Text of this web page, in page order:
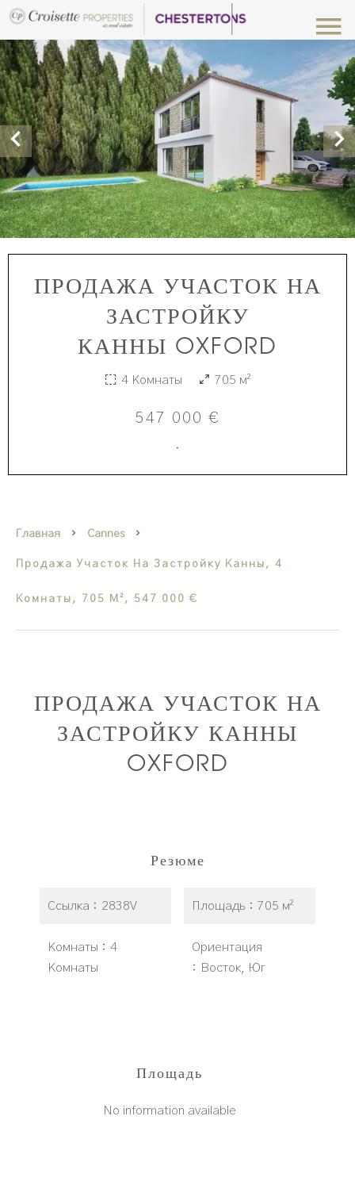
ПРОДАЖА УЧАСТОК НА
ЗАСТРОЙКУ
КАННЫ OXFORD
4 Комнаты 705 м²
547 000 €
·
Главная Cannes
Продажа Участок На Застройку Канны, 4
Комнаты, 705 М², 547 000 €
ПРОДАЖА УЧАСТОК НА
ЗАСТРОЙКУ КАННЫ
OXFORD
Резюме
Ссылка 2838V
Комнаты
4
Комнаты
Площадь 705 м²
Ориентация
Восток, Юг
Площадь
No information available